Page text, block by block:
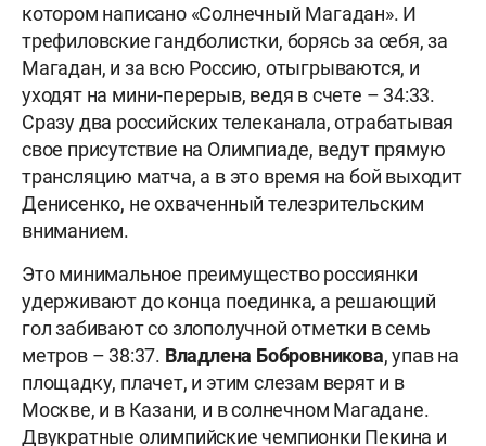
котором написано «Солнечный Магадан». И
трефиловские гандболистки, борясь за себя, за
Магадан, и за всю Россию, отыгрываются, и
уходят на мини-перерыв, ведя в счете – 34:33.
Сразу два российских телеканала, отрабатывая
свое присутствие на Олимпиаде, ведут прямую
трансляцию матча, а в это время на бой выходит
Денисенко, не охваченный телезрительским
вниманием.
Это минимальное преимущество россиянки
удерживают до конца поединка, а решающий
гол забивают со злополучной отметки в семь
метров – 38:37. Владлена Бобровникова, упав на
площадку, плачет, и этим слезам верят и в
Москве, и в Казани, и в солнечном Магадане.
Двукратные олимпийские чемпионки Пекина и